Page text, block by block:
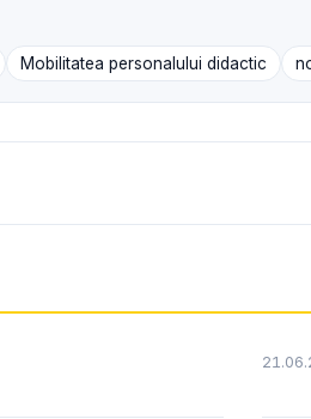
Mobilitatea personalului didactic